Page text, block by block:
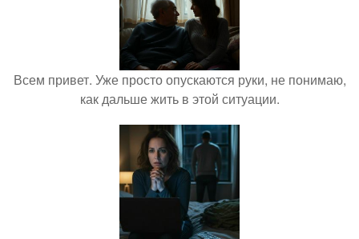
Всем привет. Уже просто опускаются руки, не понимаю,
как дальше жить в этой ситуации.